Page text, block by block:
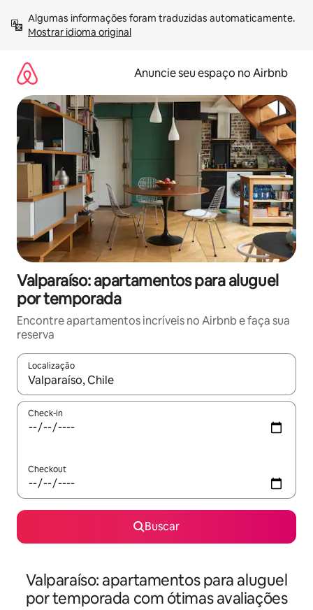
para
Mostrar idioma original
Anuncie seu espaço no Airbnb
Valparaíso: apartamentos para aluguel
por temporada
Encontre apartamentos incríveis no Airbnb e faça sua
reserva
Localização
Quando os resultados estiverem disponíveis, explore-os
Check-in
Checkout
Buscar
Valparaíso: apartamentos para aluguel
por temporada com ótimas avaliações